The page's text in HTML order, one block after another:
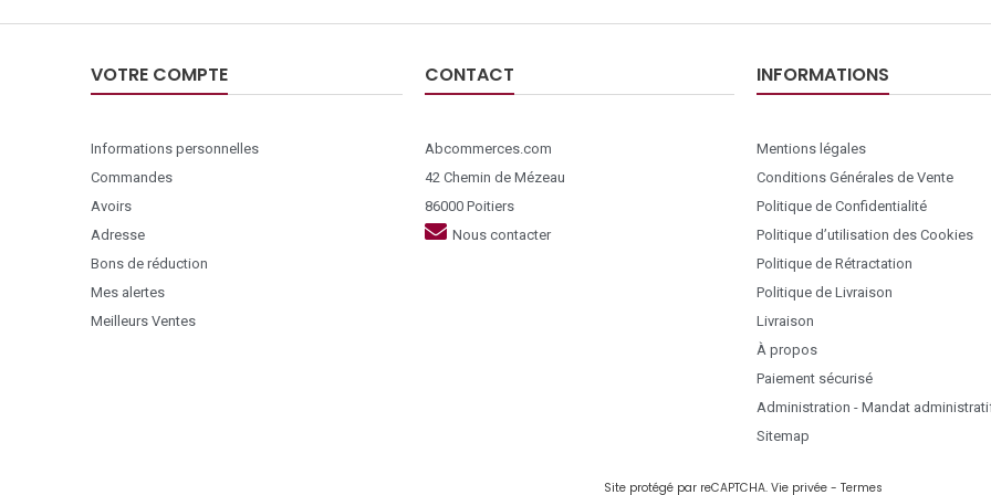
VOTRE COMPTE
Informations personnelles
Commandes
Avoirs
Adresse
Bons de réduction
Mes alertes
Meilleurs Ventes
CONTACT
Abcommerces.com
42 Chemin de Mézeau
86000 Poitiers
Nous contacter
INFORMATIONS
Mentions légales
Conditions Générales de Vente
Politique de Confidentialité
Politique d’utilisation des Cookies
Politique de Rétractation
Politique de Livraison
Livraison
À propos
Paiement sécurisé
Administration - Mandat
Sitemap
Site protégé par reCAPTCHA. Vie privée - Termes